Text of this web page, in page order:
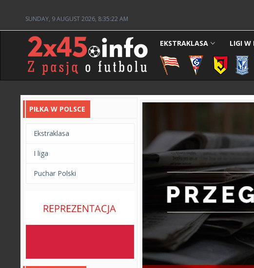
SUNDAY, 9 AUGUST 2026, 8:35:24 AM
EKSTRAKLASA LIGI W
PIŁKA W POLSCE
Ekstraklasa
I liga
Puchar Polski